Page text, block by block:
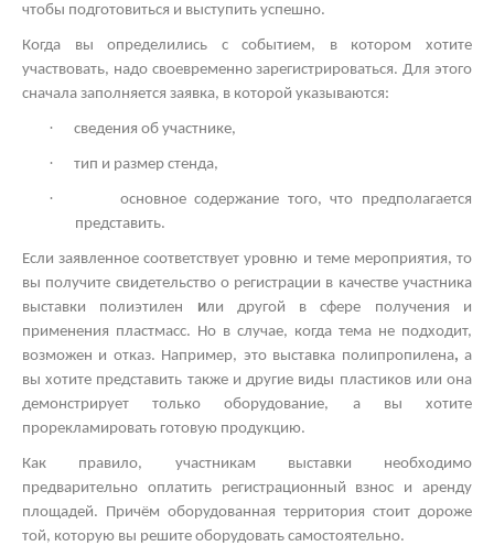
чтобы подготовиться и выступить успешно.
Когда вы определились с событием, в котором хотите
участвовать, надо своевременно зарегистрироваться. Для этого
сначала заполняется заявка, в которой указываются:
· сведения об участнике,
· тип и размер стенда,
·
основное содержание того, что предполагается
представить.
Если заявленное соответствует уровню и теме мероприятия, то
вы получите свидетельство о регистрации в качестве участника
выставки полиэтилен
или другой
в сфере получения и
применения пластмасс. Но в случае, когда тема не подходит,
возможен и отказ. Например, это выставка полипропилена,а
вы хотите представить также и другие виды пластиков или она
демонстрирует только оборудование, а вы хотите
прорекламировать готовую продукцию.
Как правило, участникам выставки необходимо
предварительно оплатить регистрационный взнос и аренду
площадей. Причём оборудованная территория стоит дороже
той, которую вы решите оборудовать самостоятельно.